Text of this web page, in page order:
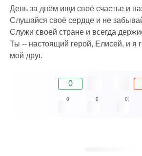
День за днём ищи своё счастье и
Слушайся своё сердце и не
Служи своей стране и всегда
Ты -- настоящий герой, Елисей, и я
мой друг.
0
0 0 0